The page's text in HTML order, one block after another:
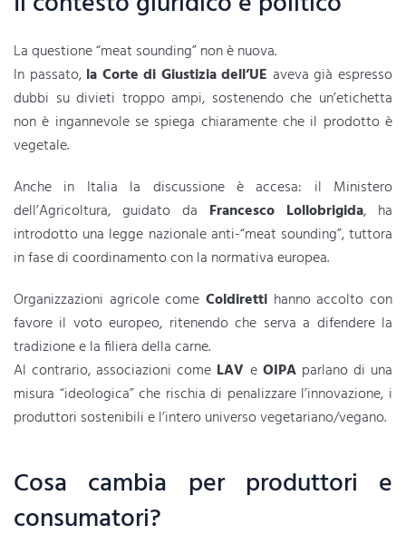
La questione “meat sounding” non è nuova.
In passato, la Corte di Giustizia dell’UE aveva già espresso
dubbi su divieti troppo ampi, sostenendo che un’etichetta
non è ingannevole se spiega chiaramente che il prodotto è
vegetale.
Anche in Italia la discussione è accesa: il Ministero
dell’Agricoltura, guidato da Francesco Lollobrigida, ha
introdotto una legge nazionale anti-“meat sounding”, tuttora
in fase di coordinamento con la normativa europea.
Organizzazioni agricole come Coldiretti hanno accolto con
favore il voto europeo, ritenendo che serva a difendere la
tradizione e la filiera della carne.
Al contrario, associazioni come LAV e OIPAparlano di una
misura “ideologica” che rischia di penalizzare l’innovazione, i
produttori sostenibili e l’intero universo vegetariano/vegano.
Cosa cambia per produttori e
consumatori?